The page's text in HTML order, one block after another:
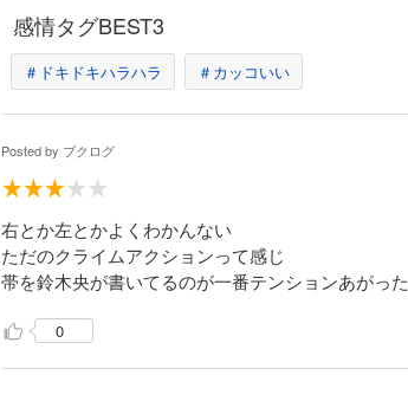
感情タグBEST3
＃ドキドキハラハラ ＃カッコいい
Posted by ブクログ
右とか左とかよくわかんない
ただのクライムアクションって感じ
帯を鈴木央が書いてるのが一番テンションあがった
0